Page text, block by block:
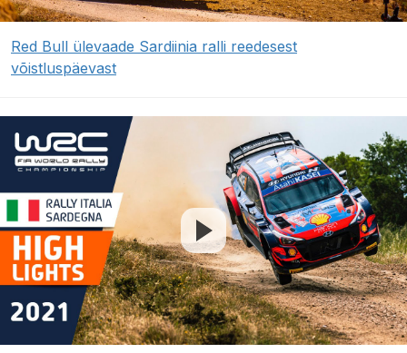
Red Bull ülevaade Sardiinia ralli reedesest
võistluspäevast